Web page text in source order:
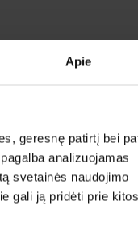
Apie
geresnę patirtį bei
analizuojamas
svetainės naudojimo
gali ją pridėti prie